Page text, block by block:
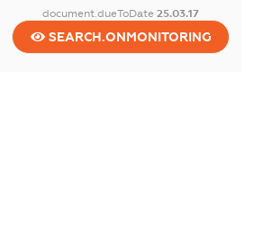
document.dueToDate25.03.17
SEARCH.ONMONITORING